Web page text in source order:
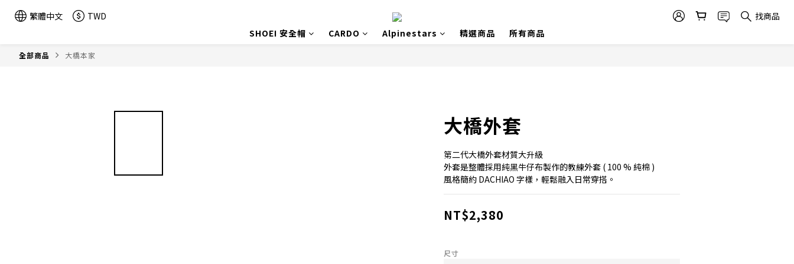
繁體中文 TWD
找商品
SHOEI 安全帽
CARDO Alpinestars 精選商品 所有商品
全部商品 大橋本家
大橋外套
第二代大橋外套材質大升級
外套是整體採用純黑牛仔布製作的教練外套 ( 100 % 純棉 )
風格簡約 DACHIAO 字樣，輕鬆融入日常穿搭。
NT$2,380
尺寸